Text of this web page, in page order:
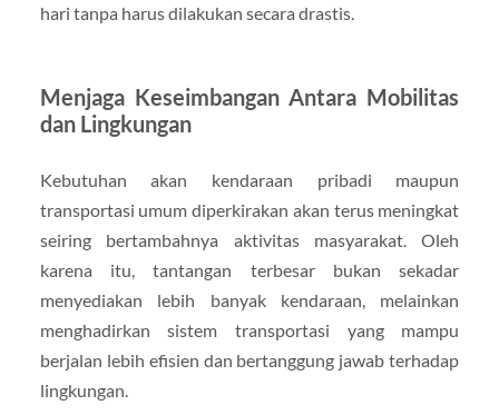
hari tanpa harus dilakukan secara drastis.
Menjaga Keseimbangan Antara Mobilitas
dan Lingkungan
Kebutuhan akan kendaraan pribadi maupun
transportasi umum diperkirakan akan terus meningkat
seiring bertambahnya aktivitas masyarakat. Oleh
karena itu, tantangan terbesar bukan sekadar
menyediakan lebih banyak kendaraan, melainkan
menghadirkan sistem transportasi yang mampu
berjalan lebih efisien dan bertanggung jawab terhadap
lingkungan.